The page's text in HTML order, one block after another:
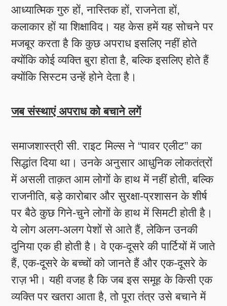
आध्यात्मिक गुरु हों, नास्तिक हों, राजनेता हों,
कलाकार हों या शिक्षाविद। यह केस हमें यह सोचने पर
मजबूर करता है कि कुछ अपराध इसलिए नहीं होते
क्योंकि कोई व्यक्ति बुरा होता है, बल्कि इसलिए होते हैं
क्योंकि सिस्टम उन्हें होने देता है।
जब संस्थाएं अपराध को बचाने लगें
समाजशास्त्री सी. राइट मिल्स ने “पावर एलीट” का
सिद्धांत दिया था। उनके अनुसार आधुनिक लोकतंत्रों
में असली ताक़त आम लोगों के हाथ में नहीं होती, बल्कि
राजनीति, बड़े कारोबार और सुरक्षा-प्रशासन के शीर्ष
पर बैठे कुछ गिने-चुने लोगों के हाथ में सिमटी होती है।
ये लोग अलग-अलग पेशों से आते हैं, लेकिन उनकी
दुनिया एक ही होती है। वे एक-दूसरे की पार्टियों में जाते
हैं, एक-दूसरे के बच्चों को जानते हैं और एक-दूसरे के
राज़ भी। यही वजह है कि जब इस समूह के किसी एक
व्यक्ति पर खतरा आता है, तो पूरा तंत्र उसे बचाने में